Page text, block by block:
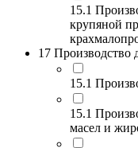
15.1
крупяной
17 Производство
15.1
15.1
масел и